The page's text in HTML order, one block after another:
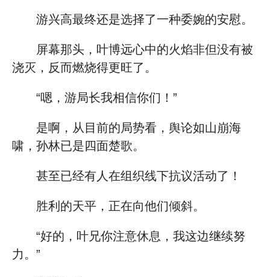
游兴高最终还是选择了一种委婉的安慰。
屏幕那头，叶博远心中的火焰非但没有被
浇灭，反而燃烧得更旺了。
“嗯，游局长我相信你们！”
是啊，从目前的局势看，舆论如山崩海
啸，孙林已是四面楚歌。
甚至已经有人在组织线下抗议活动了！
胜利的天平，正在向他们倾斜。
“好的，叶兄你注意休息，我这边继续努
力。”